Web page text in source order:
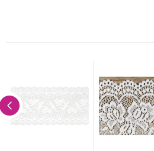
SVATEBNÍ DEKORACE NA DORT
ROZLUČKA SE SVOBODOU
Šerpy na rozlučku se svobodou
Balónky na rozlučku se svobodou
Girlandy na loučení se svobodou